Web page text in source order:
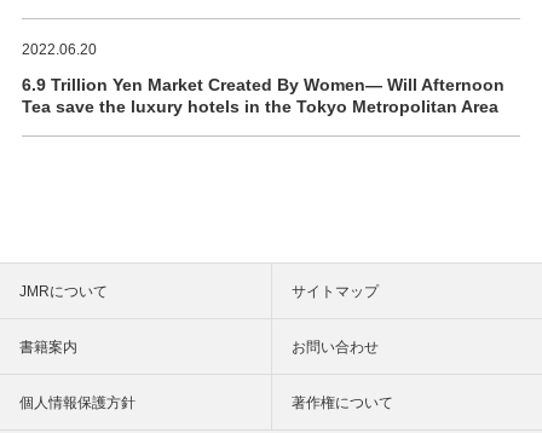
2022.06.20
6.9 Trillion Yen Market Created By Women― Will Afternoon
Tea save the luxury hotels in the Tokyo Metropolitan Area
JMRについて サイトマップ
書籍案内 お問い合わせ
個人情報保護方針 著作権について